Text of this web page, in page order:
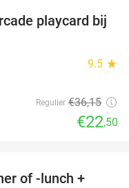
38%
playcard bij
9.5 star
Regulier €36,15
€22,50
of -lunch +